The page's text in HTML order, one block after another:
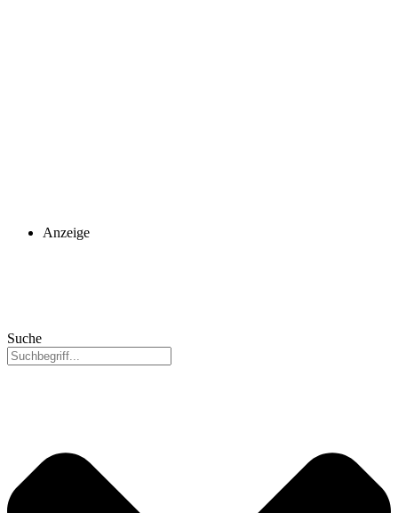
Anzeige
Suche